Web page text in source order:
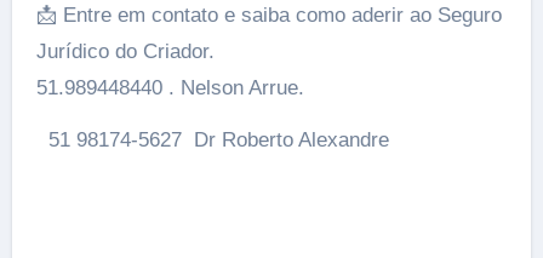
📩 Entre em contato e saiba como aderir ao Seguro
Jurídico do Criador.
51.989448440 . Nelson Arrue.
51 98174-5627 Dr Roberto Alexandre